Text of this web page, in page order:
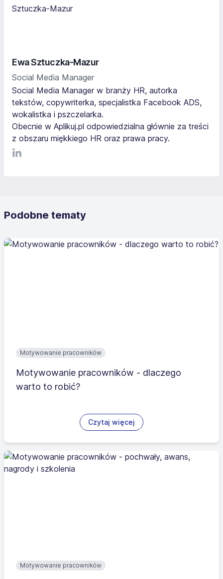
Ewa Sztuczka-Mazur
Social Media Manager
Social Media Manager w branży HR, autorka
tekstów, copywriterka, specjalistka Facebook ADS,
wokalistka i pszczelarka.
Obecnie w Aplikuj.pl odpowiedzialna głównie za treści
z obszaru miękkiego HR oraz prawa pracy.
LinkediIn
Podobne tematy
Motywowanie pracowników
Motywowanie pracowników - dlaczego
warto to robić?
Czytaj więcej
Motywowanie pracowników